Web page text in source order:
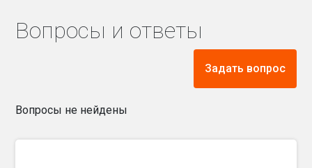
Вопросы и ответы
Задать вопрос
Вопросы не нейдены